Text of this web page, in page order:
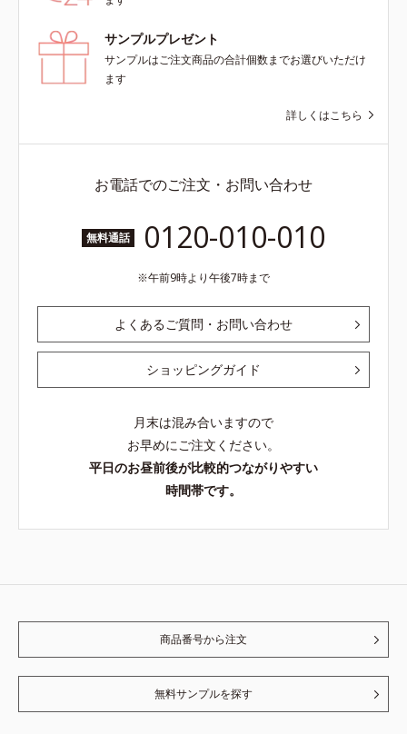
サンプルプレゼント
サンプルはご注文商品の合計個数までお選びいただけ
ます
詳しくはこちら
お電話でのご注文・お問い合わせ
無料通話 0120-010-010
午前9時より午後7時まで
よくあるご質問・お問い合わせ
ショッピングガイド
月末は混み合いますので
お早めにご注文ください。
平日のお昼前後が比較的つながりやすい
時間帯です。
商品番号から注文
無料サンプルを探す